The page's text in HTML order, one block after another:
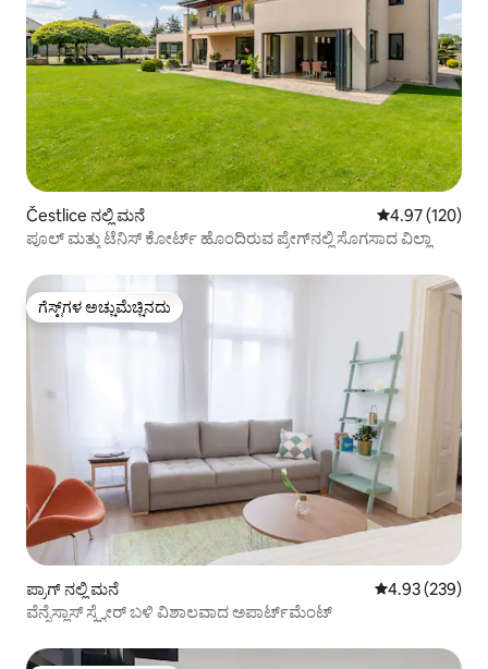
Čestlice ನಲ್ಲಿ ಮನೆ 5 ರಲ್ಲಿ 4.97
4.97 (120)
ಪೂಲ್ ಮತ್ತು ಟೆನಿಸ್ ಕೋರ್ಟ್ ಹೊಂದಿರುವ ಪ್ರೇಗ್‌ನಲ್ಲಿ ಸೊಗಸಾದ ವಿಲ್ಲಾ
ಗೆಸ್ಟ್‌ಗಳ ಅಚ್ಚುಮೆಚ್ಚಿನದು
ಗೆಸ್ಟ್‌ಗಳ ಅಚ್ಚುಮೆಚ್ಚಿನದು
ಪ್ರಾಗ್ ನಲ್ಲಿ ಮನೆ 5 ರಲ್ಲಿ 4.93
4.93 (239)
ವೆನ್ಸೆಸ್ಲಾಸ್ ಸ್ಕ್ವೇರ್ ಬಳಿ ವಿಶಾಲವಾದ ಅಪಾರ್ಟ್‌ಮೆಂಟ್